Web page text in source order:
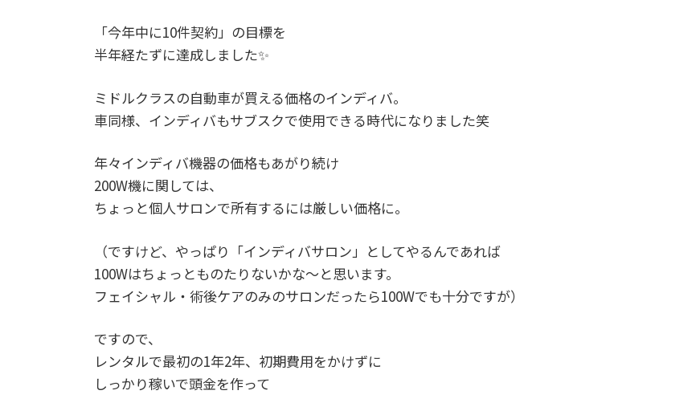
「今年中に10件契約」の目標を
半年経たずに達成しました✨
ミドルクラスの自動車が買える価格のインディバ。
車同様、インディバもサブスクで使用できる時代になりました笑
年々インディバ機器の価格もあがり続け
200W機に関しては、
ちょっと個人サロンで所有するには厳しい価格に。
（ですけど、やっぱり「インディバサロン」としてやるんであれば
100Wはちょっとものたりないかな〜と思います。
フェイシャル・術後ケアのみのサロンだったら100Wでも十分ですが）
ですので、
レンタルで最初の1年2年、初期費用をかけずに
しっかり稼いで頭金を作って